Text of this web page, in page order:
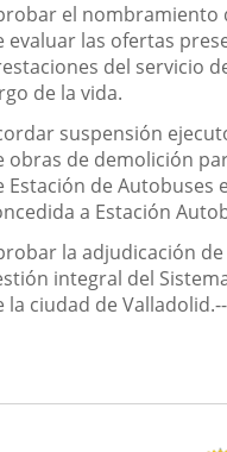
el nombramiento
evaluar las ofertas
del servicio
de la vida.
suspensión
obras de demolición
Estación de Autobuses
a Estación
la adjudicación
integral del
la ciudad de